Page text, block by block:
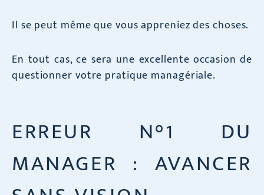
Il se peut même que vous appreniez des choses.
En tout cas, ce sera une excellente occasion de
questionner votre pratique managériale.
ERREUR N°1 DU
MANAGER : AVANCER